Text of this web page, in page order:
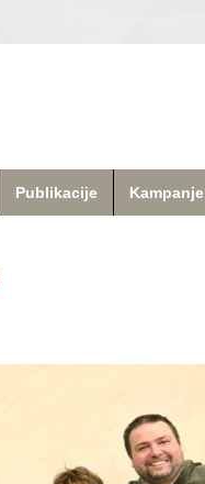
Publikacije Kampanje